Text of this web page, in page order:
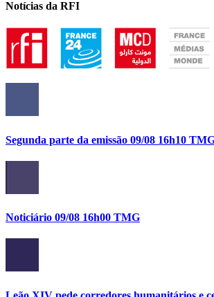
Notícias da RFI
Segunda parte da emissão 09/08 16h10
Noticiário 09/08 16h00 TMG